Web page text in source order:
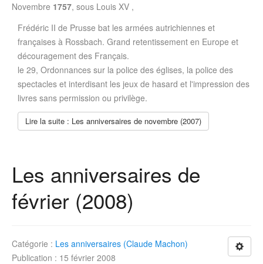
Novembre 1757, sous Louis XV ,
Frédéric II de Prusse bat les armées autrichiennes et
françaises à Rossbach. Grand retentissement en Europe et
découragement des Français.
le 29, Ordonnances sur la police des églises, la police des
spectacles et interdisant les jeux de hasard et l'impression des
livres sans permission ou privilège.
Lire la suite : Les anniversaires de novembre (2007)
Les anniversaires de
février (2008)
Catégorie : Les anniversaires (Claude Machon)
Publication : 15 février 2008